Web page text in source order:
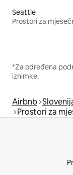
Seattle
Prostori za
*Za određena
iznimke.
Airbnb
Prostori za